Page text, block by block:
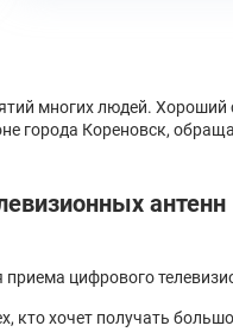
многих людей.
города Кореновск,
антенн
цифрового
кто хочет получать